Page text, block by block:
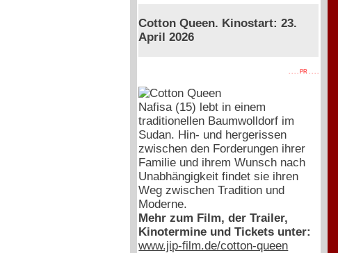
Cotton Queen. Kinostart: 23.
April 2026
. . . . PR . . . .
Nafisa (15) lebt in einem
traditionellen Baumwolldorf im
Sudan. Hin- und hergerissen
zwischen den Forderungen ihrer
Familie und ihrem Wunsch nach
Unabhängigkeit findet sie ihren
Weg zwischen Tradition und
Moderne.
Mehr zum Film, der Trailer,
Kinotermine und Tickets unter:
www.jip-film.de/cotton-queen